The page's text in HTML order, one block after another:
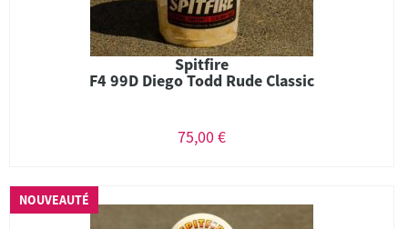
Spitfire
F4 99D Diego Todd Rude Classic
75,00 €
NOUVEAUTÉ